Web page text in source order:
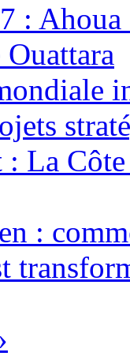
:
Ouattara
: La
: